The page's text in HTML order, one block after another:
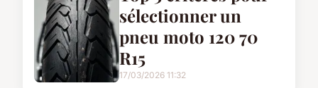
sélectionner un
pneu moto 120 70
R15
17/03/2026 11:32